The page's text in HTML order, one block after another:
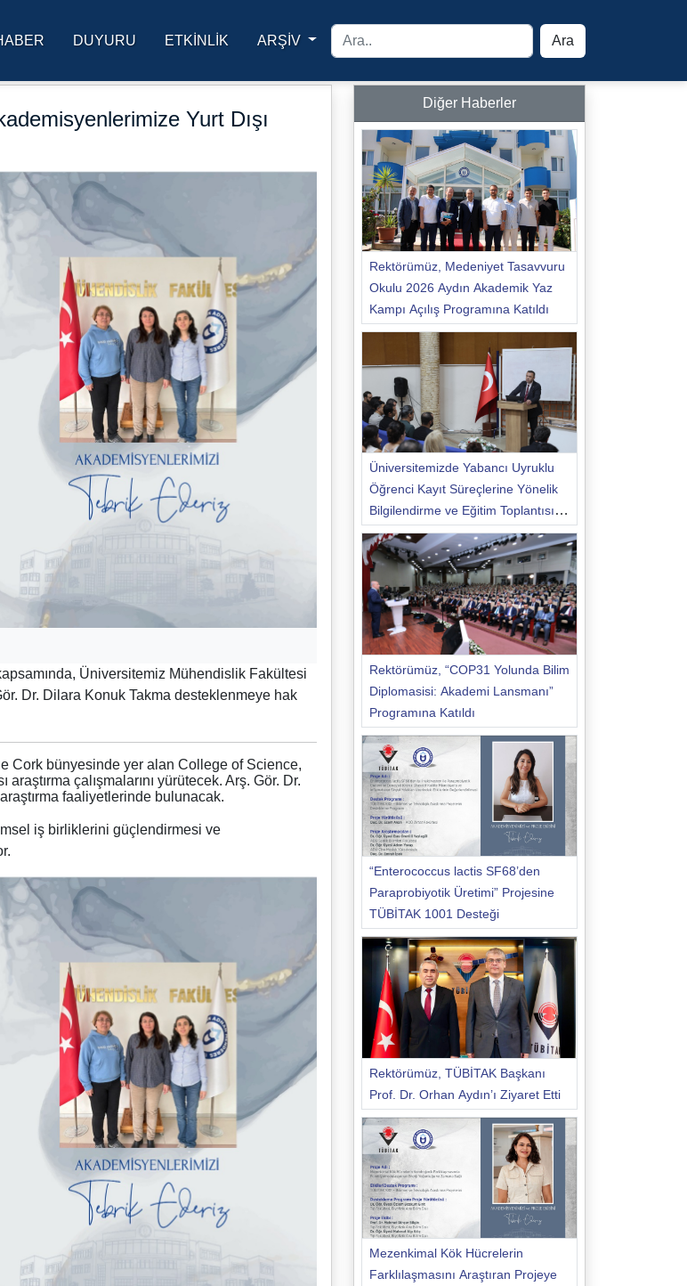
Ana Sayfa
DUYURU ETKINLIK ARŞİV Ara
Yurt Dışı
Üniversitemiz Mühendislik Fakültesi
Dr. Dilara Konuk Takma desteklenmeye hak
Cork bünyesinde yer alan College of Science,
çalışmalarını yürütecek. Arş. Gör. Dr.
faaliyetlerinde bulunacak.
iş birliklerini güçlendirmesi ve
Diğer Haberler
Rektörümüz, Medeniyet Tasavvuru
Okulu 2026 Aydın Akademik Yaz
Kampı Açılış Programına Katıldı
Üniversitemizde Yabancı Uyruklu
Öğrenci Kayıt Süreçlerine Yönelik
Bilgilendirme ve Eğitim Toplantısı
Düzenlendi
Rektörümüz, “COP31 Yolunda Bilim
Diplomasisi: Akademi Lansmanı”
Programına Katıldı
“Enterococcus lactis SF68’den
Paraprobiyotik Üretimi” Projesine
TÜBİTAK 1001 Desteği
Rektörümüz, TÜBİTAK Başkanı
Prof. Dr. Orhan Aydın’ı Ziyaret Etti
Mezenkimal Kök Hücrelerin
Farklılaşmasını Araştıran Projeye